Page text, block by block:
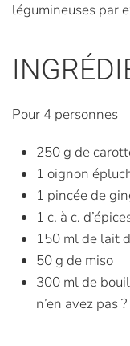
légumineuses par
Pour 4 personnes
250 g de
1 oignon
1 pincée de
1 c. à c.
150 ml de lait
50 g de miso
300 ml de
n’en avez pas ?